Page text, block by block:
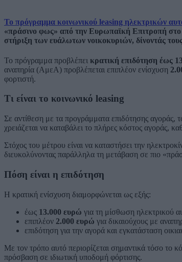
Το πρόγραμμα κοινωνικού leasing ηλεκτρικών
«πράσινο φως» από την Ευρωπαϊκή Επιτροπή στο
στήριξη των ευάλωτων νοικοκυριών, δίνοντάς
Το πρόγραμμα προβλέπει κρατική επιδότηση έως
αναπηρία (ΑμεΑ) προβλέπεται επιπλέον ενίσχυση
φορτιστή.
Τι είναι το κοινωνικό leasing
Σε αντίθεση με τα προγράμματα επιδότησης αγοράς,
χρειάζεται να καταβάλει το πλήρες κόστος αγοράς,
Στόχος του μέτρου είναι να καταστήσει την
διευκολύνοντας παράλληλα τη μετάβαση σε πιο
Πόση είναι η επιδότηση
Η κρατική ενίσχυση διαμορφώνεται ως εξής:
έως 13.000 ευρώ για τη μίσθωση ηλεκτρικού
επιπλέον 2.000 ευρώ για δικαιούχους με
επιδότηση για την αγορά και εγκατάσταση
Με τον τρόπο αυτό περιορίζεται σημαντικά τόσο το
πρόσβαση σε ιδιωτική υποδομή φόρτισης.